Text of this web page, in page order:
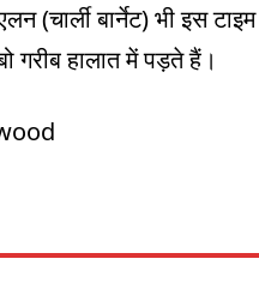
बार्नेट) भी इस टाइम
हालात में पड़ते हैं।